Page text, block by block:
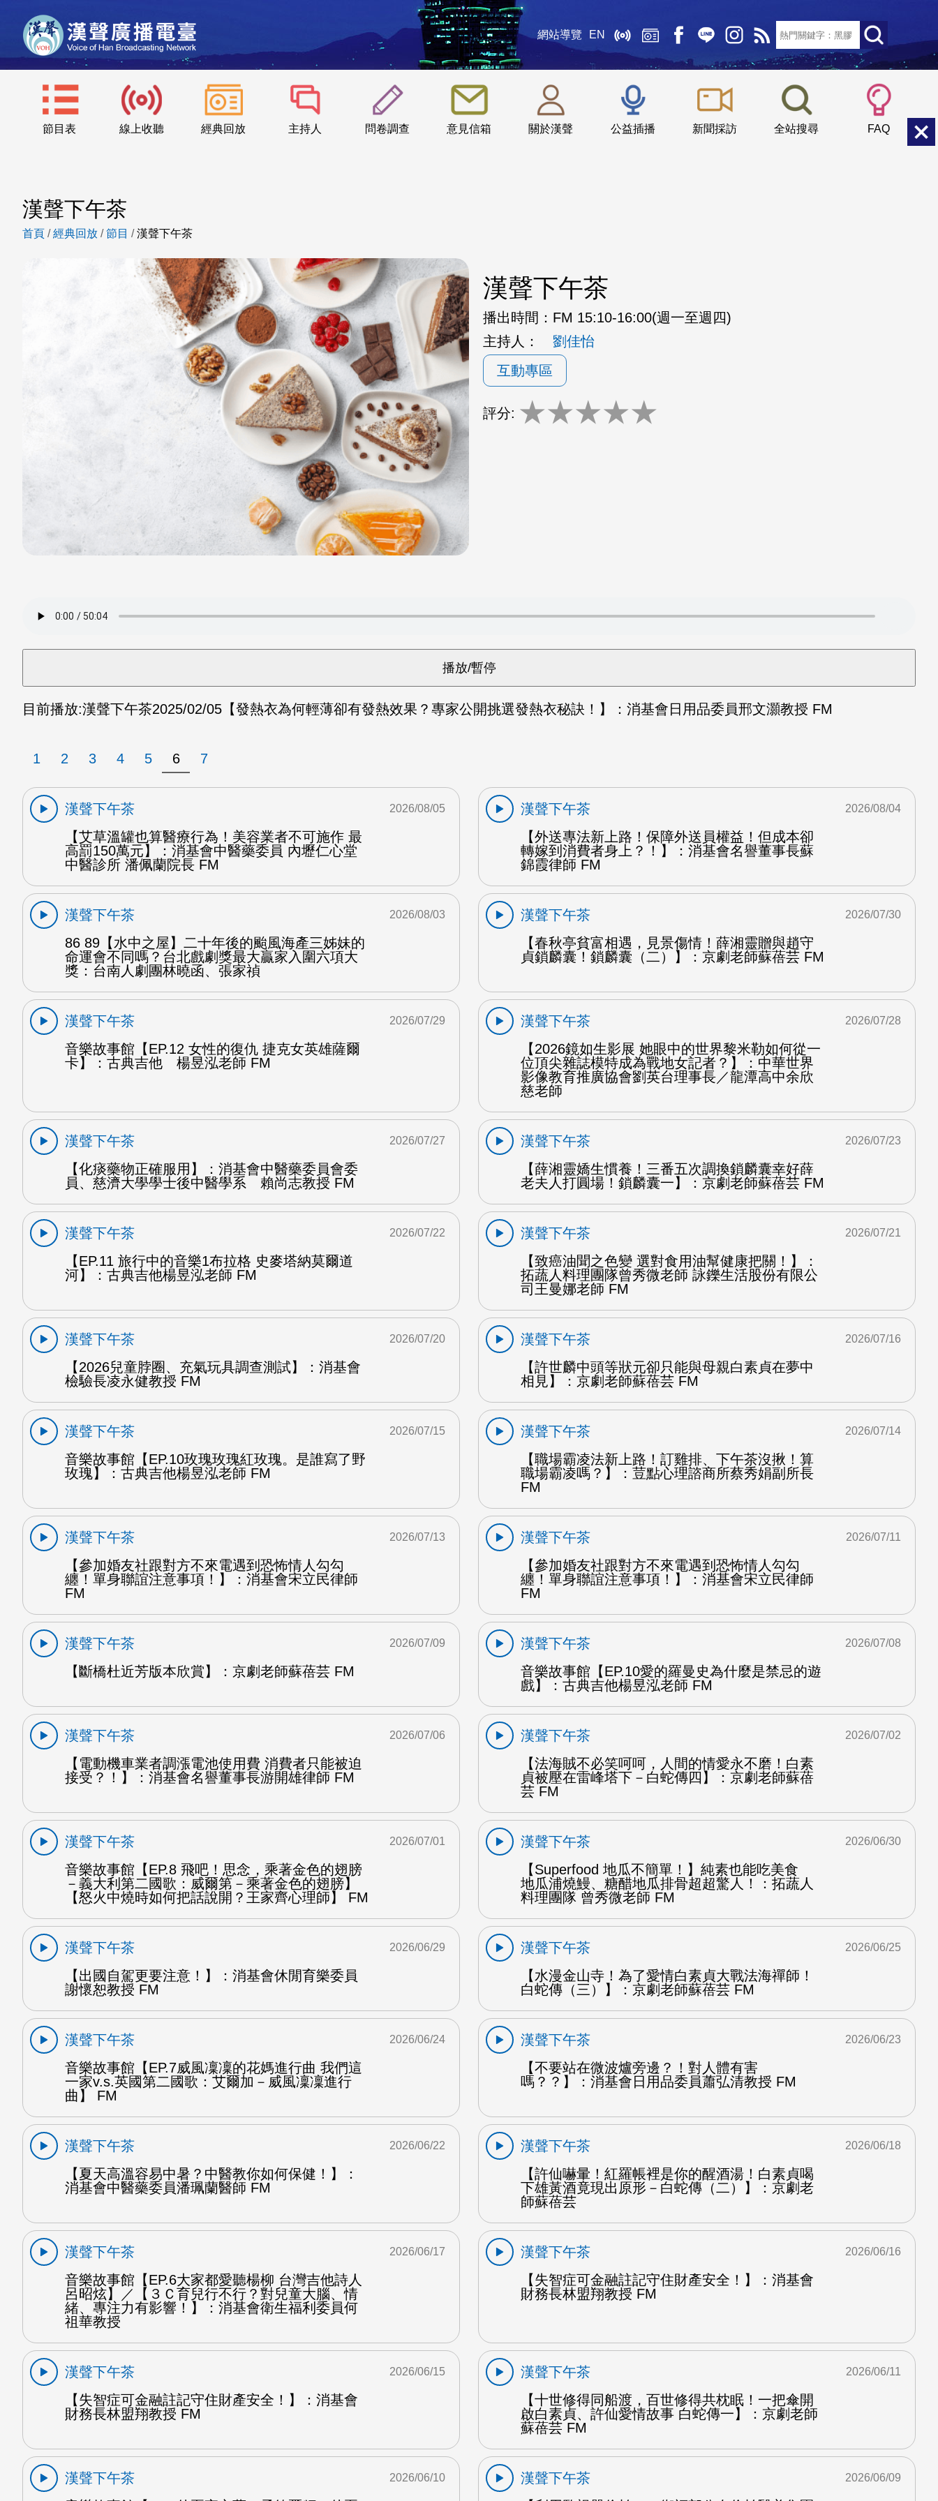
網站導覽 EN
節目表 線上收聽 經典回放 主持人 問卷調查 意見信箱 關於漢聲 公益插播 新聞採訪 全站搜尋 FAQ
::: 小 中
漢聲下午茶
首頁 /經典回放 /節目 /漢聲下午茶
漢聲下午茶
播出時間： FM 15:10-16:00(週一至週四)
主持人：
劉佳怡
互動專區
評分: ★★★★★
目前播放:漢聲下午茶2025/02/05 【發熱衣為何輕薄卻有發熱效果？專家公開挑選發熱衣秘訣！】：消基會日用品委員邢文灝教授 FM
1 2 3 4 5 6 7
漢聲下午茶
【艾草溫罐也算醫療行為！美容業者不可施作 最
高罰150萬元】：消基會中醫藥委員 內壢仁心堂
中醫診所 潘佩蘭院長 FM
2026/08/05
漢聲下午茶
【外送專法新上路！保障外送員權益！但成本卻
轉嫁到消費者身上？！】：消基會名譽董事長蘇
錦霞律師 FM
2026/08/04
漢聲下午茶
86 89【水中之屋】二十年後的颱風海產三姊妹的
命運會不同嗎？台北戲劇獎最大贏家入圍六項大
獎：台南人劇團林曉函、張家禎
2026/08/03
漢聲下午茶
【春秋亭貧富相遇，見景傷情！薛湘靈贈與趙守
貞鎖麟囊！鎖麟囊（二）】：京劇老師蘇蓓芸 FM
2026/07/30
漢聲下午茶
音樂故事館【EP.12 女性的復仇 捷克女英雄薩爾
卡】：古典吉他 楊昱泓老師 FM
2026/07/29
漢聲下午茶
【2026鏡如生影展 她眼中的世界黎米勒如何從一
位頂尖雜誌模特成為戰地女記者？】：中華世界
影像教育推廣協會劉英台理事長／龍潭高中余欣
慈老師
2026/07/28
漢聲下午茶
【化痰藥物正確服用】：消基會中醫藥委員會委
員、慈濟大學學士後中醫學系 賴尚志教授 FM
2026/07/27
漢聲下午茶
【薛湘靈嬌生慣養！三番五次調換鎖麟囊幸好薛
老夫人打圓場！鎖麟囊一】：京劇老師蘇蓓芸 FM
2026/07/23
漢聲下午茶
【EP.11 旅行中的音樂1布拉格 史麥塔納莫爾道
河】：古典吉他楊昱泓老師 FM
2026/07/22
漢聲下午茶
【致癌油聞之色變 選對食用油幫健康把關！】：
拓蔬人料理團隊曾秀微老師 詠鑠生活股份有限公
司王曼娜老師 FM
2026/07/21
漢聲下午茶
【2026兒童脖圈、充氣玩具調查測試】：消基會
檢驗長凌永健教授 FM
2026/07/20
漢聲下午茶
【許世麟中頭等狀元卻只能與母親白素貞在夢中
相見】：京劇老師蘇蓓芸 FM
2026/07/16
漢聲下午茶
音樂故事館【EP.10玫瑰玫瑰紅玫瑰。是誰寫了野
玫瑰】：古典吉他楊昱泓老師 FM
2026/07/15
漢聲下午茶
【職場霸凌法新上路！訂雞排、下午茶沒揪！算
職場霸凌嗎？】：荳點心理諮商所蔡秀娟副所長
FM
2026/07/14
漢聲下午茶
【參加婚友社跟對方不來電遇到恐怖情人勾勾
纏！單身聯誼注意事項！】：消基會宋立民律師
FM
2026/07/13
漢聲下午茶
【參加婚友社跟對方不來電遇到恐怖情人勾勾
纏！單身聯誼注意事項！】：消基會宋立民律師
FM
2026/07/11
漢聲下午茶
【斷橋杜近芳版本欣賞】：京劇老師蘇蓓芸 FM
2026/07/09
漢聲下午茶
音樂故事館【EP.10愛的羅曼史為什麼是禁忌的遊
戲】：古典吉他楊昱泓老師 FM
2026/07/08
漢聲下午茶
【電動機車業者調漲電池使用費 消費者只能被迫
接受？！】：消基會名譽董事長游開雄律師 FM
2026/07/06
漢聲下午茶
【法海賊不必笑呵呵，人間的情愛永不磨！白素
貞被壓在雷峰塔下－白蛇傳四】：京劇老師蘇蓓
芸 FM
2026/07/02
漢聲下午茶
音樂故事館【EP.8 飛吧！思念，乘著金色的翅膀
－義大利第二國歌：威爾第－乘著金色的翅膀】
【怒火中燒時如何把話說開？王家齊心理師】 FM
2026/07/01
漢聲下午茶
【Superfood 地瓜不簡單！】純素也能吃美食
地瓜浦燒鰻、糖醋地瓜排骨超超驚人！：拓蔬人
料理團隊 曾秀微老師 FM
2026/06/30
漢聲下午茶
【出國自駕更要注意！】：消基會休閒育樂委員
謝懷恕教授 FM
2026/06/29
漢聲下午茶
【水漫金山寺！為了愛情白素貞大戰法海禪師！
白蛇傳（三）】：京劇老師蘇蓓芸 FM
2026/06/25
漢聲下午茶
音樂故事館【EP.7威風凜凜的花媽進行曲 我們這
一家v.s.英國第二國歌：艾爾加－威風凜凜進行
曲】 FM
2026/06/24
漢聲下午茶
【不要站在微波爐旁邊？！對人體有害
嗎？？】：消基會日用品委員蕭弘清教授 FM
2026/06/23
漢聲下午茶
【夏天高溫容易中暑？中醫教你如何保健！】：
消基會中醫藥委員潘珮蘭醫師 FM
2026/06/22
漢聲下午茶
【許仙嚇暈！紅羅帳裡是你的醒酒湯！白素貞喝
下雄黃酒竟現出原形－白蛇傳（二）】：京劇老
師蘇蓓芸
2026/06/18
漢聲下午茶
音樂故事館【EP.6大家都愛聽楊柳 台灣吉他詩人
呂昭炫】／【３Ｃ育兒行不行？對兒童大腦、情
緒、專注力有影響！】：消基會衛生福利委員何
祖華教授
2026/06/17
漢聲下午茶
【失智症可金融註記守住財產安全！】：消基會
財務長林盟翔教授 FM
2026/06/16
漢聲下午茶
【失智症可金融註記守住財產安全！】：消基會
財務長林盟翔教授 FM
2026/06/15
漢聲下午茶
【十世修得同船渡，百世修得共枕眠！一把傘開
啟白素貞、許仙愛情故事 白蛇傳一】：京劇老師
蘇蓓芸 FM
2026/06/11
漢聲下午茶
2026/06/10
漢聲下午茶
2026/06/09